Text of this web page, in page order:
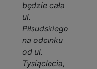
będzie cała
ul.
Piłsudskiego
na odcinku
od ul.
Tysiąclecia,